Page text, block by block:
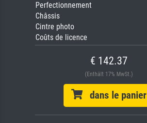
Perfectionnement
Châssis
Cintre photo
Coûts de licence
€ 142.37
(Enthält 17% MwSt.)
dans le panier